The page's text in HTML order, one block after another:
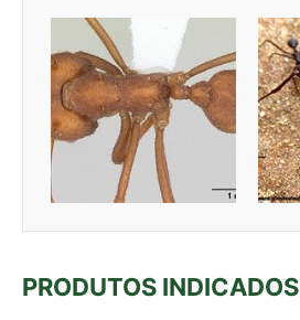
PRODUTOS INDICADOS